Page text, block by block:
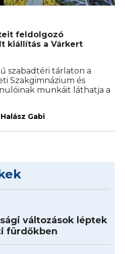
feldolgozó
kiállítás a Várkert
szabadtéri tárlaton a
Szakgimnázium és
munkáit láthatja a
Halász Gabi
változások léptek
fürdőkben